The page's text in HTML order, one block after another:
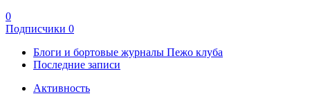
0
Подписчики 0
Блоги и бортовые журналы Пежо клуба
Последние записи
Активность